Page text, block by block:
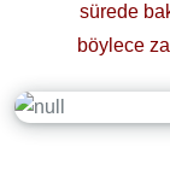
sürede
böylece